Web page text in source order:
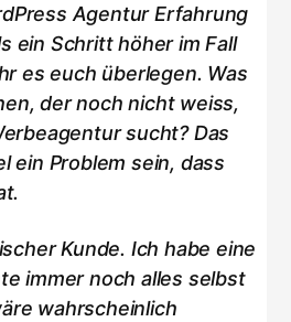
Agentur Erfahrung
ein Schritt höher im Fall
es euch überlegen. Was
der noch nicht weiss,
sucht? Das
ein Problem sein, dass
Kunde. Ich habe eine
immer noch alles selbst
wahrscheinlich